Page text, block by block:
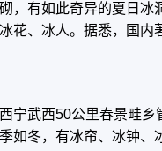
，有如此奇异的夏日冰
花、冰人。据悉，国内
宁武西50公里春景畦
如冬，有冰帘、冰钟、